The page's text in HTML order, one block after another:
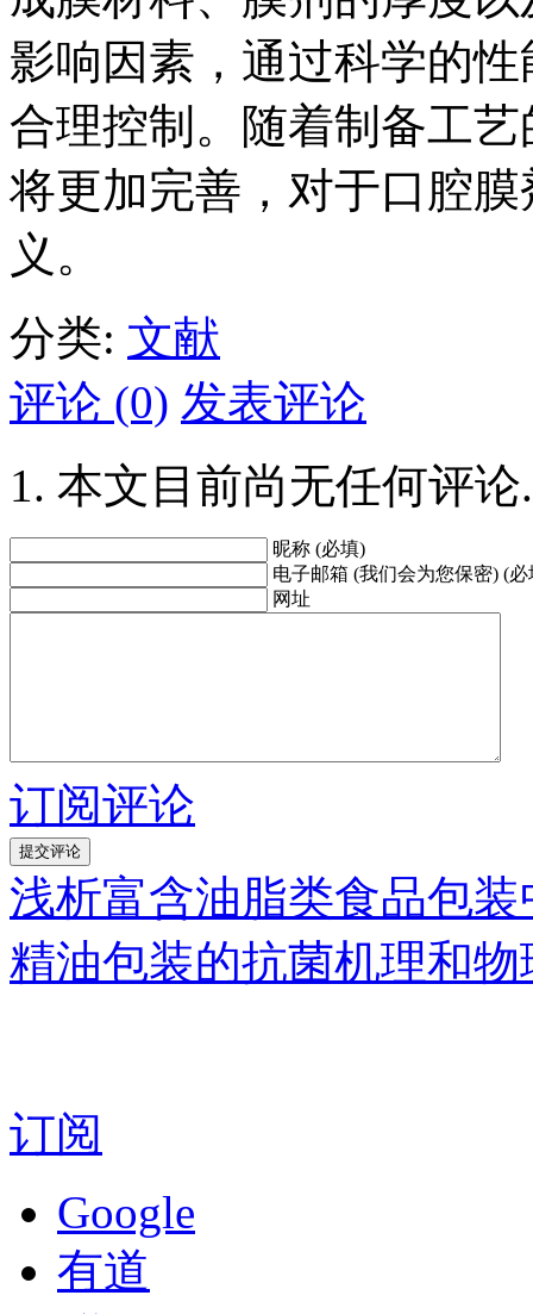
影响因素，通过科学的
合理控制。随着制备工
将更加完善，对于口腔
义。
分类: 文献
评论 (0) 发表评论
本文目前尚无任何评论.
昵称 (必填)
电子邮箱 (我们会为您保密) (必
网址
订阅评论
浅析富含油脂类食品包
精油包装的抗菌机理和
订阅
Google
有道